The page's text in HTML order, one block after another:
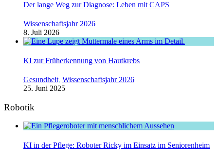
Der lange Weg zur Diagnose: Leben mit CAPS
Wissenschaftsjahr 2026
8. Juli 2026
KI zur Früherkennung von Hautkrebs
Gesundheit, Wissenschaftsjahr 2026
25. Juni 2025
Robotik
KI in der Pflege: Roboter Ricky im Einsatz im Seniorenheim